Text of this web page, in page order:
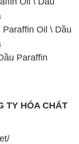
Oil \ Dầu
Paraffin
TY HÓA CHẤT